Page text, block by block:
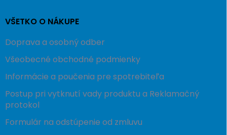
VŠETKO O NÁKUPE
Doprava a osobný odber
Všeobecné obchodné podmienky
Informácie a poučenia pre spotrebiteľa
Postup pri vytknutí vady produktu a Reklamačný
protokol
Formulár na odstúpenie od zmluvu